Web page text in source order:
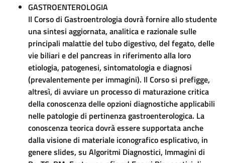
GASTROENTEROLOGIA
Il Corso di Gastroentrologia dovrà fornire allo studente
una sintesi aggiornata, analitica e razionale sulle
principali malattie del tubo digestivo, del fegato, delle
vie biliari e del pancreas in riferimento alla loro
etiologia, patogenesi, sintomatologia e diagnosi
(prevalentemente per immagini). Il Corso si prefigge,
altresì, di avviare un processo di maturazione critica
della conoscenza delle opzioni diagnostiche applicabili
nelle patologie di pertinenza gastroenterologica. La
conoscenza teorica dovrà essere supportata anche
dalla visione di materiale iconografico esplicativo, in
genere slides, su Algoritmi Diagnostici, Immagini di